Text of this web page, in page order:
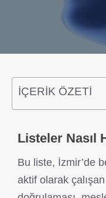
İÇERİK ÖZETİ
Listeler Nasıl
Bu liste, İzmir’de
aktif olarak